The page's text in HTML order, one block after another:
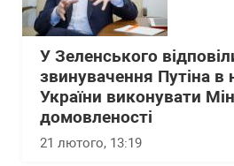
У Зеленського
звинувачення Путіна в
України виконувати
домовленості
21 лютого, 13:19